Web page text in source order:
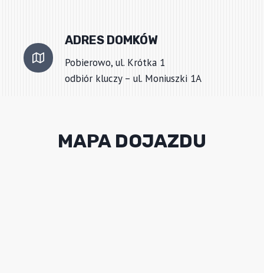
ADRES DOMKÓW
Pobierowo, ul. Krótka 1
odbiór kluczy – ul. Moniuszki 1A
MAPA DOJAZDU